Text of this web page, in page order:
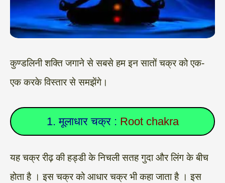
कुण्डलिनी शक्ति जगाने से सबसे हम इन सातों चक्र को एक-
एक करके विस्तार से समझेंगे।
1. मूलाधार चक्र : Root chakra
यह चक्र रीढ़ की हड्डी के निचली सतह गुदा और लिंग के बीच
होता है । इस चक्र को आधार चक्र भी कहा जाता है । इस